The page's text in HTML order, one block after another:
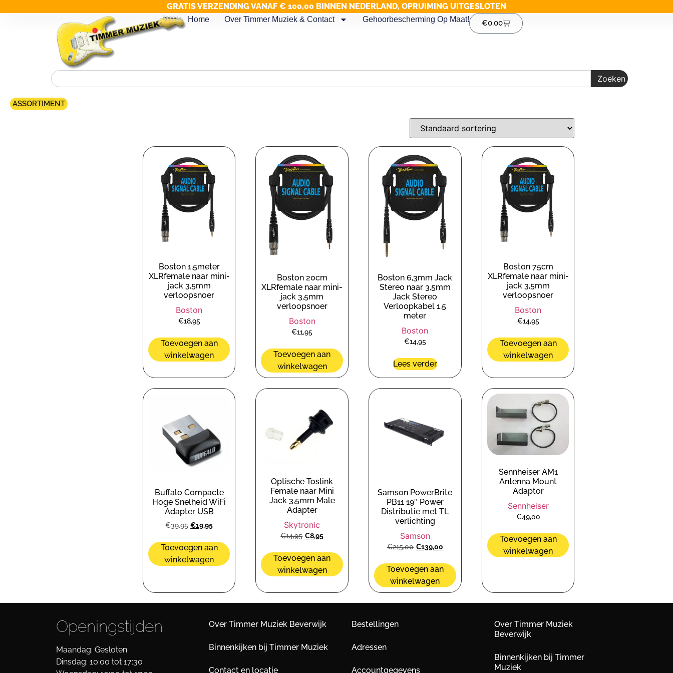
GRATIS VERZENDING VANAF € 100,00 BINNEN NEDERLAND, OPRUIMING UITGESLOTEN
Home Over Timmer Muziek & Contact Gehoorbescherming Op Maat! €0,00
Zoeken
ASSORTIMENT
Boston 1,5meter
XLRfemale naar mini-
jack 3,5mm
verloopsnoer
Boston
€18,95
Toevoegen aan
winkelwagen
Boston 20cm
XLRfemale naar mini-
jack 3,5mm
verloopsnoer
Boston
€11,95
Toevoegen aan
winkelwagen
Boston 6,3mm Jack
Stereo naar 3,5mm
Jack Stereo
Verloopkabel 1,5
meter
Boston
€14,95
Lees verder
Boston 75cm
XLRfemale naar mini-
jack 3,5mm
verloopsnoer
Boston
€14,95
Toevoegen aan
winkelwagen
Buffalo Compacte
Hoge Snelheid WiFi
Adapter USB
€39,95 €19,95
Toevoegen aan
winkelwagen
Optische Toslink
Female naar Mini
Jack 3,5mm Male
Adapter
Skytronic
€14,95 €8,95
Toevoegen aan
winkelwagen
Samson PowerBrite
PB11 19″ Power
Distributie met TL
verlichting
Samson
€215,00 €139,00
Toevoegen aan
winkelwagen
Sennheiser AM1
Antenna Mount
Adaptor
Sennheiser
€49,00
Toevoegen aan
winkelwagen
Openingstijden
Maandag: Gesloten
Dinsdag: 10:00 tot 17:30
Over Timmer Muziek Beverwijk
Binnenkijken bij Timmer Muziek
Contact en locatie
Bestellingen
Adressen
Accountgegevens
Over Timmer Muziek
Beverwijk
Binnenkijken bij Timmer
Muziek